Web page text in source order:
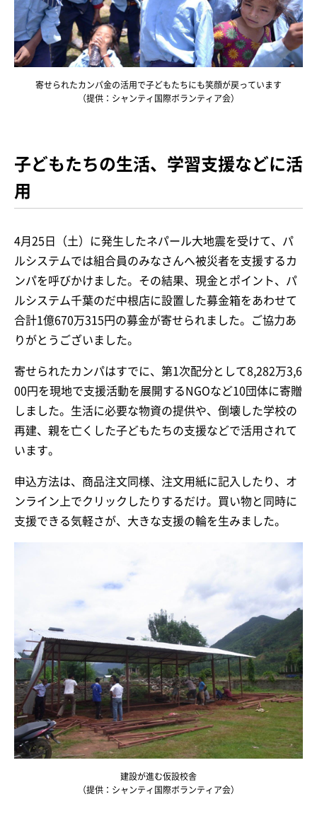
寄せられたカンパ金の活用で子どもたちにも笑顔が戻っています
（提供：シャンティ国際ボランティア会）
子どもたちの生活、学習支援などに活
用
4月25日（土）に発生したネパール大地震を受けて、パ
ルシステムでは組合員のみなさんへ被災者を支援するカ
ンパを呼びかけました。その結果、現金とポイント、パ
ルシステム千葉のだ中根店に設置した募金箱をあわせて
合計1億670万315円の募金が寄せられました。ご協力あ
りがとうございました。
寄せられたカンパはすでに、第1次配分として8,282万3,6
00円を現地で支援活動を展開するNGOなど10団体に寄贈
しました。生活に必要な物資の提供や、倒壊した学校の
再建、親を亡くした子どもたちの支援などで活用されて
います。
申込方法は、商品注文同様、注文用紙に記入したり、オ
ンライン上でクリックしたりするだけ。買い物と同時に
支援できる気軽さが、大きな支援の輪を生みました。
建設が進む仮設校舎
（提供：シャンティ国際ボランティア会）